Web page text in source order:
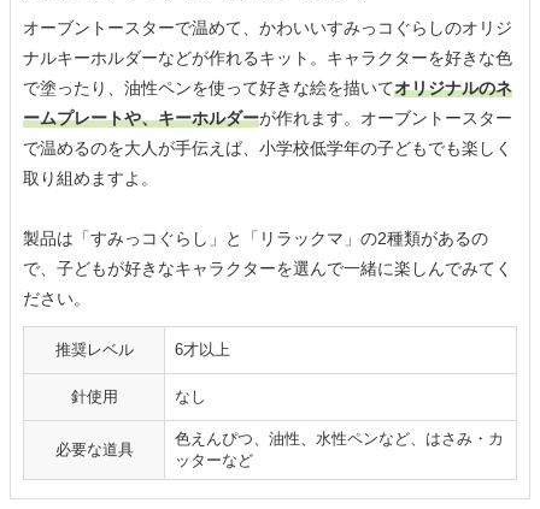
オーブントースターで温めて、かわいいすみっコぐらしのオリジ
ナルキーホルダーなどが作れるキット。キャラクターを好きな色
で塗ったり、油性ペンを使って好きな絵を描いてオリジナルのネ
ームプレートや、キーホルダーが作れます。オーブントースター
で温めるのを大人が手伝えば、小学校低学年の子どもでも楽しく
取り組めますよ。
製品は「すみっコぐらし」と「リラックマ」の2種類があるの
で、子どもが好きなキャラクターを選んで一緒に楽しんでみてく
ださい。
推奨レベル 6才以上
針使用 なし
必要な道具
色えんぴつ、油性、水性ペンなど、はさみ・カ
ッターなど